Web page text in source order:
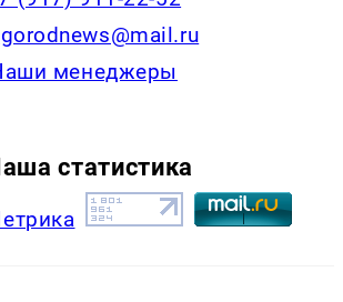
менеджеры
статистика